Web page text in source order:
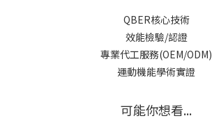
QBER核心技術
效能檢驗/認證
專業代工服務(OEM/ODM)
運動機能學術實證
可能你想看...